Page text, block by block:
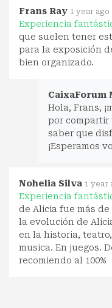
Frans Ray 1 year ago
Experiencia
que suelen tener
para la exposición
bien organizado.
CaixaForum
Hola, Frans,
por compartir
saber que
¡Esperamos
Nohelia Silva 1 year
Experiencia
de Alicia fue más
la evolución de
en la historia,
musica. En juegos.
recomiendo al 100%